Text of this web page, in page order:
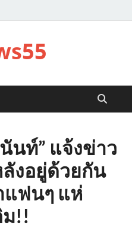
นท์” แจ้งข่าว
ลังอยู่ด้วยกัน
แฟนๆ แห่
ม!!